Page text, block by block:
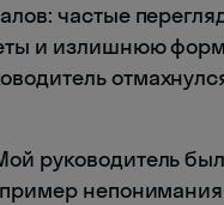
частые
и излишнюю
руководитель